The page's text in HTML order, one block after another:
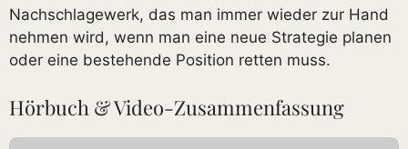
Nachschlagewerk, das man immer wieder zur Hand
nehmen wird, wenn man eine neue Strategie planen
oder eine bestehende Position retten muss.
Hörbuch & Video-Zusammenfassung